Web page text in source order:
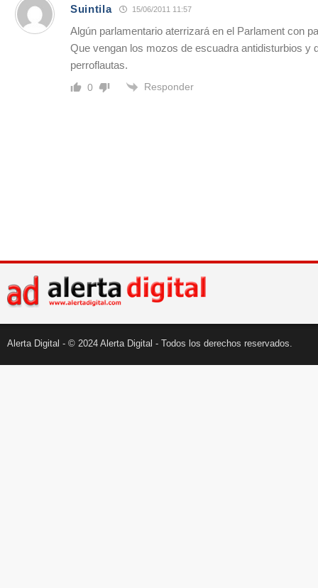
Suintila 15/06/2011 11:57
Algún parlamentario aterrizará en el Parlament con
Que vengan los mozos de escuadra antidisturbios y
perroflautas.
0 Responder
Alerta Digital - © 2024 Alerta Digital - Todos los derechos reservados.